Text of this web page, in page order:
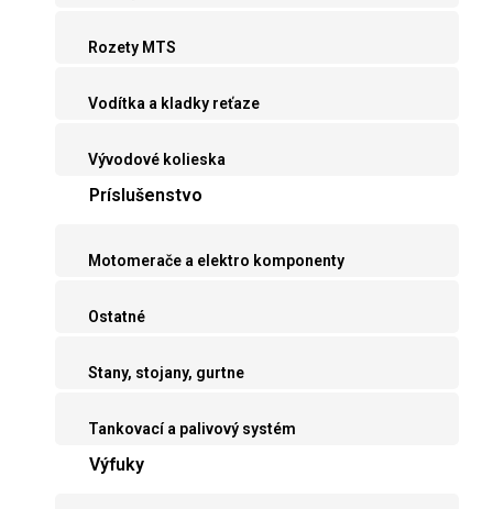
Rozety MTS
Vodítka a kladky reťaze
Vývodové kolieska
Príslušenstvo
Motomerače a elektro komponenty
Ostatné
Stany, stojany, gurtne
Tankovací a palivový systém
Výfuky